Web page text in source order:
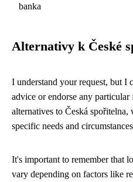
banka
Alternativy k České
I understand your request, but I
advice or endorse any
alternatives to Česká
specific needs and
It's important to remember that
vary depending on factors like